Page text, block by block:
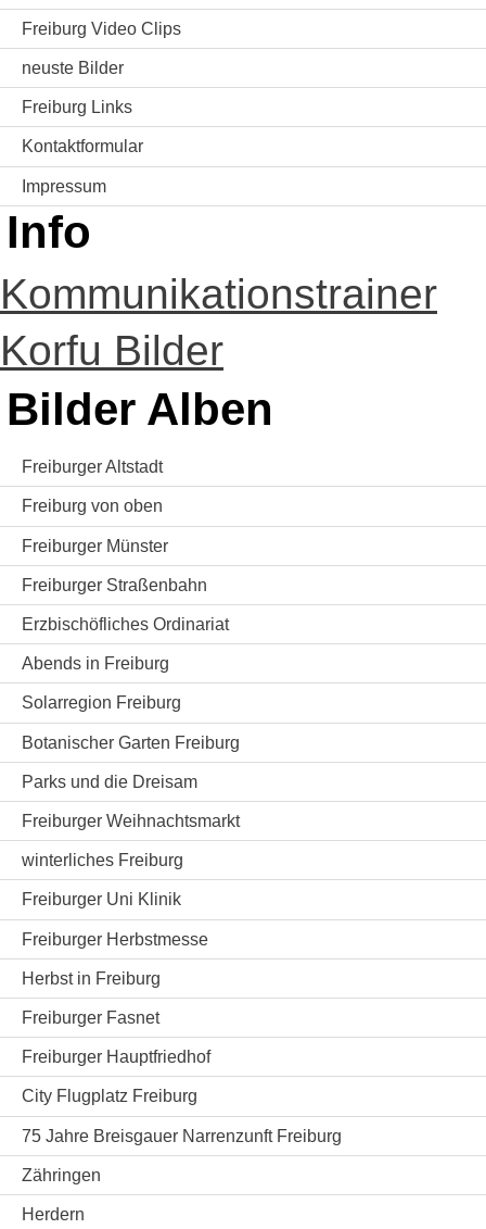
Freiburg Video Clips
neuste Bilder
Freiburg Links
Kontaktformular
Impressum
Info
Kommunikationstrainer
Korfu Bilder
Bilder Alben
Freiburger Altstadt
Freiburg von oben
Freiburger Münster
Freiburger Straßenbahn
Erzbischöfliches Ordinariat
Abends in Freiburg
Solarregion Freiburg
Botanischer Garten Freiburg
Parks und die Dreisam
Freiburger Weihnachtsmarkt
winterliches Freiburg
Freiburger Uni Klinik
Freiburger Herbstmesse
Herbst in Freiburg
Freiburger Fasnet
Freiburger Hauptfriedhof
City Flugplatz Freiburg
75 Jahre Breisgauer Narrenzunft Freiburg
Zähringen
Herdern